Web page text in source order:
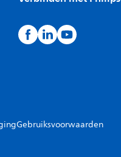
Gebruiksvoorwaarden